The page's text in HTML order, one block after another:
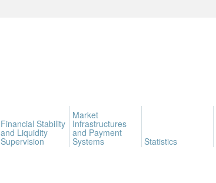
Financial Stability
and Liquidity
Supervision
Market
Infrastructures
and Payment
Systems Statistics